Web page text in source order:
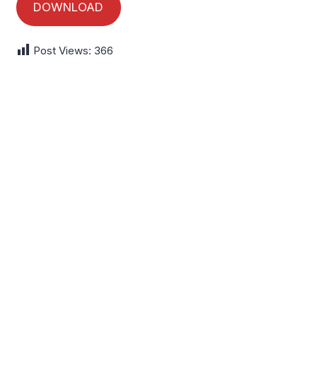
DOWNLOAD
Post Views: 366